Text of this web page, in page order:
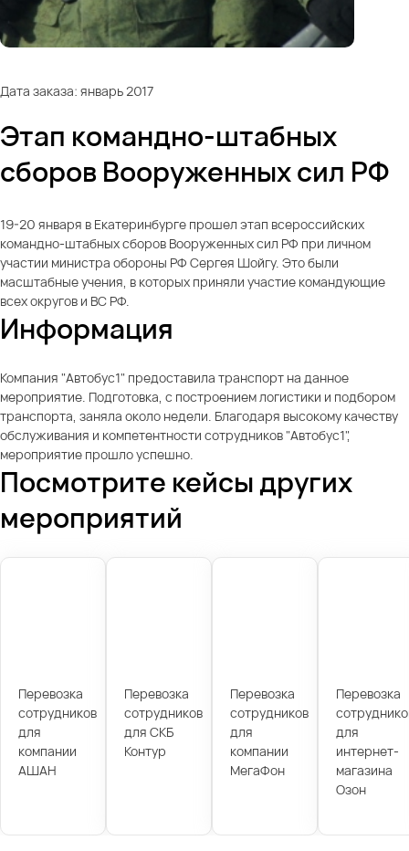
Дата заказа: январь 2017
Этап командно-штабных
сборов Вооруженных сил РФ
19-20 января в Екатеринбурге прошел этап всероссийских
командно-штабных сборов Вооруженных сил РФ при личном
участии министра обороны РФ Сергея Шойгу. Это были
масштабные учения, в которых приняли участие командующие
всех округов и ВС РФ.
Информация
Компания "Автобус1" предоставила транспорт на данное
мероприятие. Подготовка, с построением логистики и подбором
транспорта, заняла около недели. Благодаря высокому качеству
обслуживания и компетентности сотрудников "Автобус1",
мероприятие прошло успешно.
Посмотрите кейсы других
мероприятий
Перевозка
сотрудников
для
компании
АШАН
Перевозка
сотрудников
для СКБ
Контур
Перевозка
сотрудников
для
компании
МегаФон
Перевозка
для
интернет-
магазина
Озон